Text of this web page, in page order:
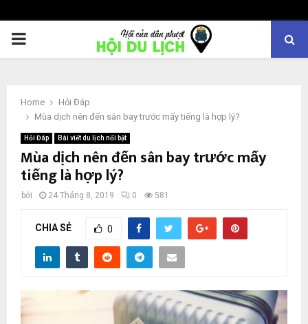
PRIMARY
Home
Hỏi Đáp
Mùa dịch nên đến sân bay trước mấy tiếng là hợp lý?
Hỏi Đáp Bài viết du lịch nổi bật
Mùa dịch nên đến sân bay trước mấy
tiếng là hợp lý?
bởi 24 Tháng 8, 2019 0 581
CHIA SẺ 0